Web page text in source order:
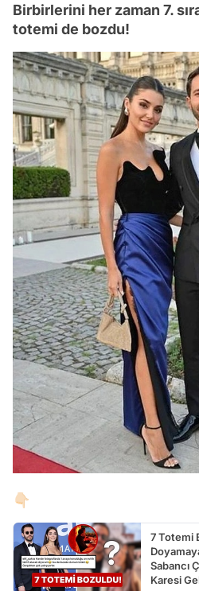
Birbirlerini her zaman 7.
totemi de bozdu!
👇🏻
7 Totemi
Sabancı
Karesi